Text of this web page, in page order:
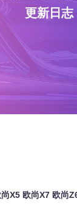
更新日志